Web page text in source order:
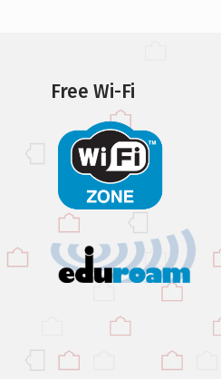
Free Wi-Fi